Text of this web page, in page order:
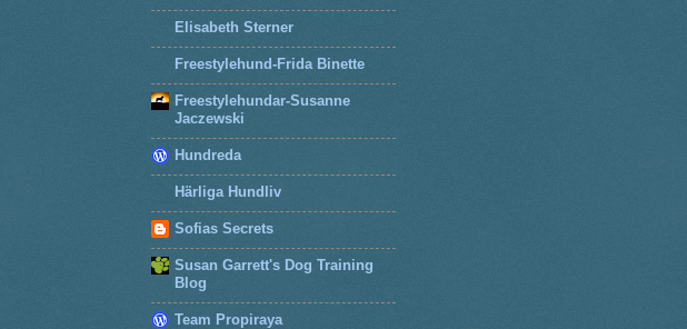
Elisabeth Sterner
Freestylehund-Frida Binette
Freestylehundar-Susanne
Jaczewski
Hundreda
Härliga Hundliv
Sofias Secrets
Susan Garrett's Dog Training
Blog
Team Propiraya